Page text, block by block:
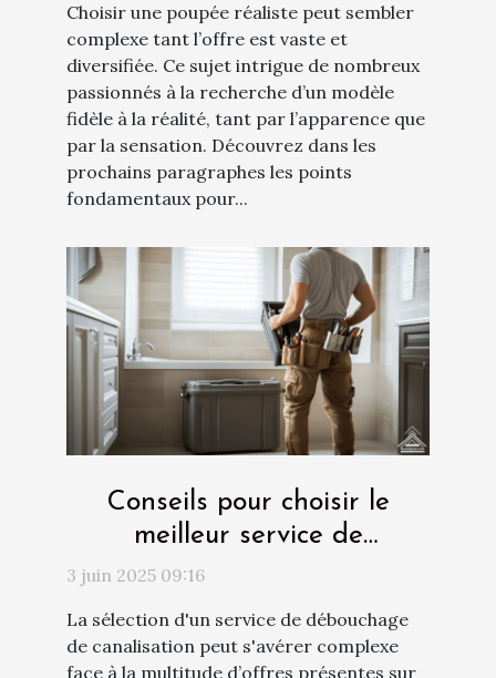
Choisir une poupée réaliste peut sembler
complexe tant l’offre est vaste et
diversifiée. Ce sujet intrigue de nombreux
passionnés à la recherche d’un modèle
fidèle à la réalité, tant par l’apparence que
par la sensation. Découvrez dans les
prochains paragraphes les points
fondamentaux pour...
Conseils pour choisir le
meilleur service de
débouchage de canalisation
3 juin 2025 09:16
La sélection d'un service de débouchage
de canalisation peut s'avérer complexe
face à la multitude d’offres présentes sur